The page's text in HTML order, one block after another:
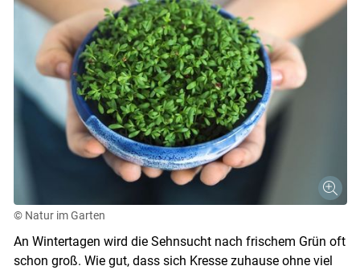
© Natur im Garten
An Wintertagen wird die Sehnsucht nach frischem Grün oft
schon groß. Wie gut, dass sich Kresse zuhause ohne viel